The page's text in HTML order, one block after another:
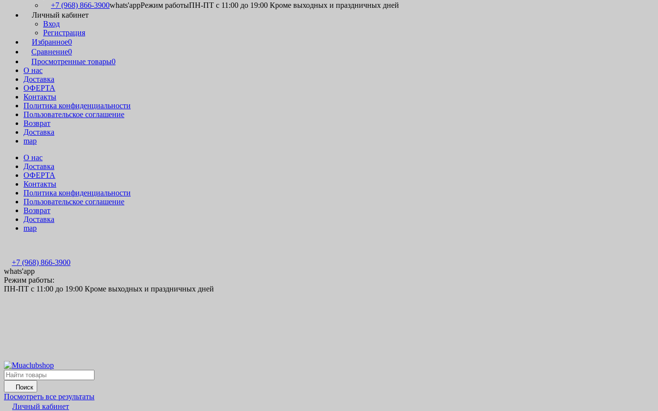
+7 (968) 866-3900whats'appРежим работыПН-ПТ с 11:00 до 19:00 Кроме выходных и праздничных дней
Личный кабинет
Вход
Регистрация
Избранное0
Сравнение0
Просмотренные товары0
О нас
Доставка
ОФЕРТА
Контакты
Политика конфиденциальности
Пользовательское соглашение
Возврат
Доставка
map
О нас
Доставка
ОФЕРТА
Контакты
Политика конфиденциальности
Пользовательское соглашение
Возврат
Доставка
map
+7 (968) 866-3900
whats'app
Режим работы:
ПН-ПТ с 11:00 до 19:00 Кроме выходных и праздничных дней
Поиск
Посмотреть все результаты
Личный кабинет